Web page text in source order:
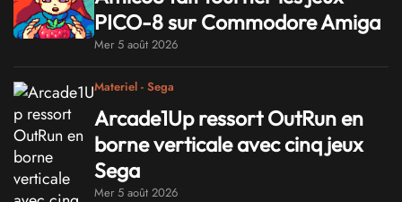
PICO-8 sur Commodore Amiga
Mer 5 août 2026
Materiel - Sega
Arcade1Up ressort OutRun en
borne verticale avec cinq jeux
Sega
Mer 5 août 2026